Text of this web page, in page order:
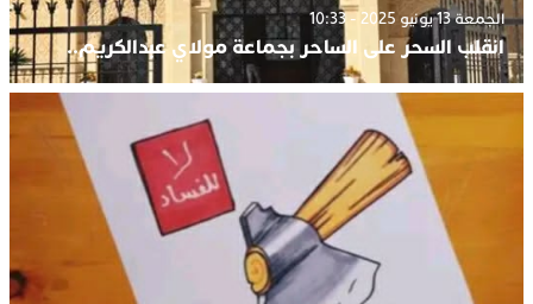
الجمعة 13 يونيو 2025 - 10:33
انقلب السحر على الساحر بجماعة مولاي عبدالكريم..